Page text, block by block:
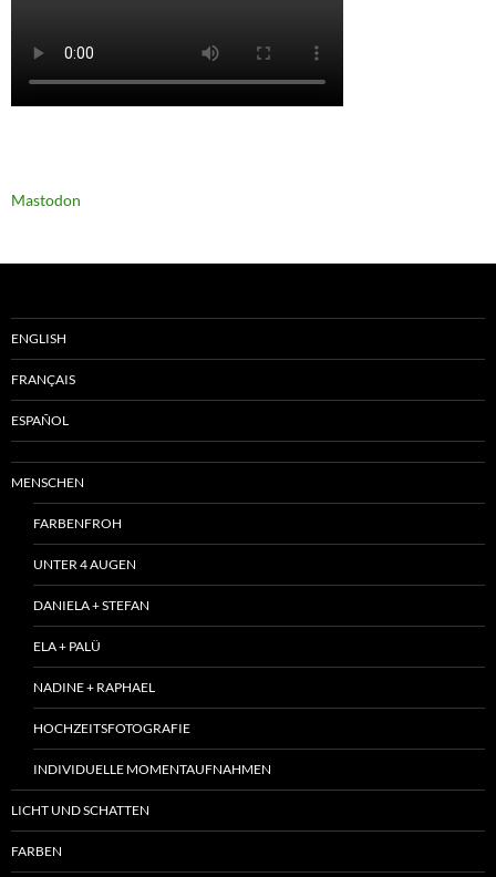
Mastodon
ENGLISH
FRANÇAIS
ESPAÑOL
MENSCHEN
FARBENFROH
UNTER 4 AUGEN
DANIELA + STEFAN
ELA + PALÜ
NADINE + RAPHAEL
HOCHZEITSFOTOGRAFIE
INDIVIDUELLE MOMENTAUFNAHMEN
LICHT UND SCHATTEN
FARBEN